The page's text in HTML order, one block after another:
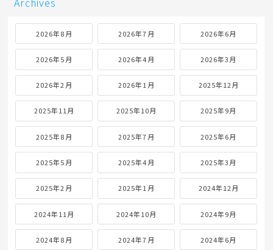
2026年8月 2026年7月 2026年6月
2026年5月 2026年4月 2026年3月
2026年2月 2026年1月 2025年12月
2025年11月 2025年10月 2025年9月
2025年8月 2025年7月 2025年6月
2025年5月 2025年4月 2025年3月
2025年2月 2025年1月 2024年12月
2024年11月 2024年10月 2024年9月
2024年8月 2024年7月 2024年6月